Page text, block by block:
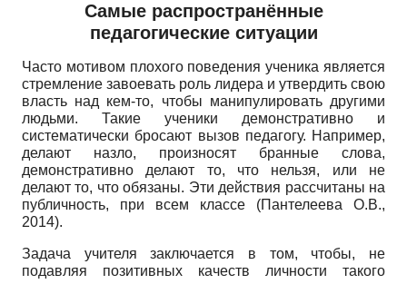
Самые распространённые
педагогические ситуации
Часто мотивом плохого поведения ученика является
стремление завоевать роль лидера и утвердить свою
власть над кем-то, чтобы манипулировать другими
людьми. Такие ученики демонстративно и
систематически бросают вызов педагогу. Например,
делают назло, произносят бранные слова,
демонстративно делают то, что нельзя, или не
делают то, что обязаны. Эти действия рассчитаны на
публичность, при всем классе (Пантелеева О.В.,
2014).
Задача учителя заключается в том, чтобы, не
подавляя позитивных качеств личности такого